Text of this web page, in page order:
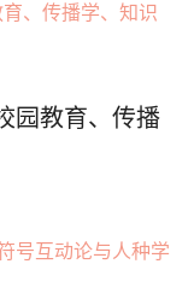
园教育、传播